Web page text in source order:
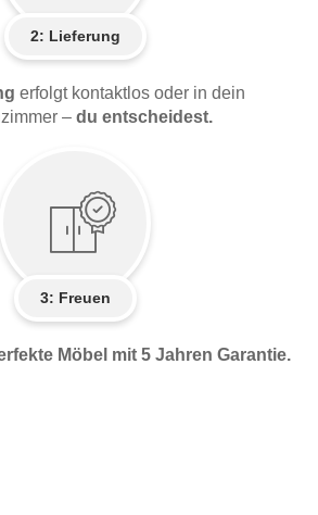
2: Lieferung
erfolgt kontaktlos oder in dein
– du entscheidest.
3: Freuen
Möbel mit 5 Jahren Garantie.